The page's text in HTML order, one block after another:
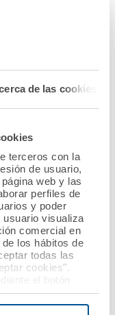
de las cookies
terceros con la
de usuario,
web y las
perfiles de
y poder
usuario visualiza
comercial en
los hábitos de
todas las
cookies".
el botón
las cookies
el acceso a los
Civil
2019